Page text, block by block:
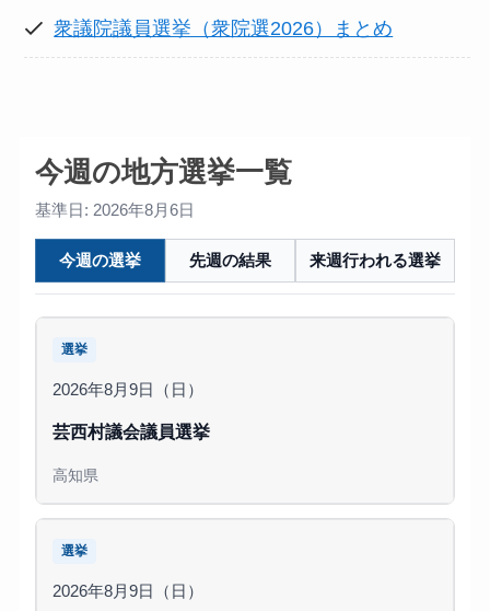
衆議院議員選挙（衆院選2026）まとめ
今週の地方選挙一覧
基準日: 2026年8月6日
今週の選挙 先週の結果 来週行われる選挙
選挙
2026年8月9日（日）
芸西村議会議員選挙
高知県
選挙
2026年8月9日（日）